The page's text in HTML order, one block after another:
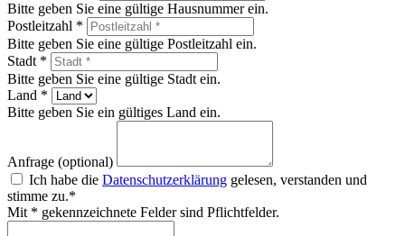
Bitte geben Sie eine gültige Hausnummer ein.
Postleitzahl *
Bitte geben Sie eine gültige Postleitzahl ein.
Stadt *
Bitte geben Sie eine gültige Stadt ein.
Land *
Bitte geben Sie ein gültiges Land ein.
Anfrage (optional)
Ich habe die Datenschutzerklärung gelesen, verstanden und
stimme zu.*
Mit * gekennzeichnete Felder sind Pflichtfelder.